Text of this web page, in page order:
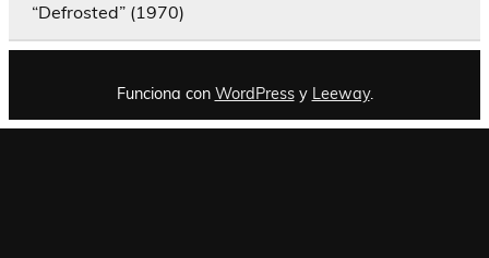
“Defrosted” (1970)
Funciona con WordPressy Leeway.